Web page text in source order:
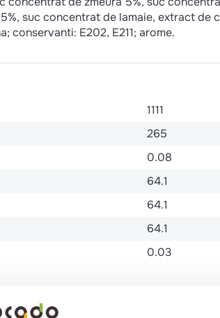
suc concentrat de lamaie, extract
conservanti: E202, E211; arome.
1111
265
0.08
64.1
64.1
64.1
0.03